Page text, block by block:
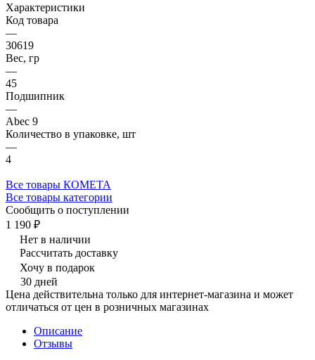
Характеристики
Код товара
—
30619
Вес, гр
—
45
Подшипник
—
Abec 9
Количество в упаковке, шт
—
4
Все товары КОМЕТА
Все товары категории
Сообщить о поступлении
1 190 ₽
Нет в наличии
Рассчитать доставку
Хочу в подарок
30 дней
Цена действительна только для интернет-магазина и может
отличаться от цен в розничных магазинах
Описание
Отзывы